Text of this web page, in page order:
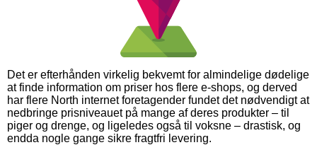
Det er efterhånden virkelig bekvemt for almindelige dødelige
at finde information om priser hos flere e-shops, og derved
har flere North internet foretagender fundet det nødvendigt at
nedbringe prisniveauet på mange af deres produkter – til
piger og drenge, og ligeledes også til voksne – drastisk, og
endda nogle gange sikre fragtfri levering.